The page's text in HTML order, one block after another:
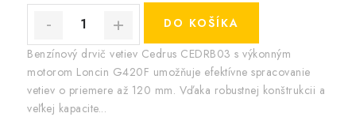
DO KOŠÍKA
Benzínový drvič vetiev Cedrus CEDRB03 s výkonným
motorom Loncin G420F umožňuje efektívne spracovanie
vetiev o priemere až 120 mm. Vďaka robustnej konštrukcii a
veľkej kapacite...